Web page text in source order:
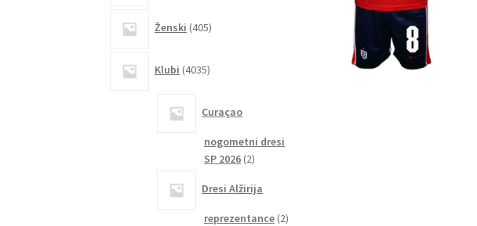
Ženski 405izdelkov
Klubi 4035izdelkov
Curaçao
nogometni dresi
SP 2026 22
Dresi Alžirija
reprezentance 22